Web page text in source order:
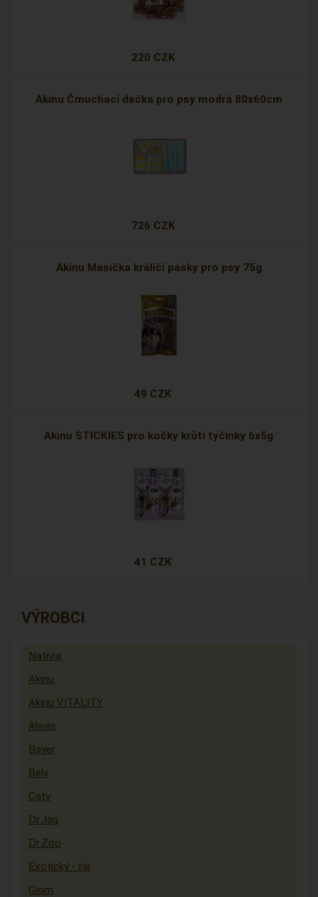
220 CZK
Akinu Čmuchací dečka pro psy modrá 80x60cm
726 CZK
Akinu Masíčka králičí pásky pro psy 75g
49 CZK
Akinu STICKIES pro kočky krůtí tyčinky 6x5g
41 CZK
VÝROBCI
Nativia
Akinu
Akinu VITALITY
Alavis
Bayer
Bely
Caty
Dr.Jag
Dr.Zoo
Exotický - ráj
Giom